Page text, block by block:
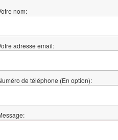
nom:
adresse email:
de téléphone (En option):